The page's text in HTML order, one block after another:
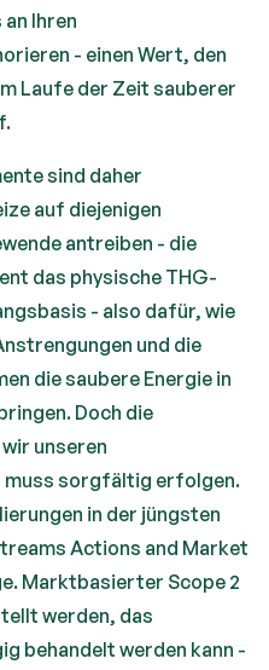
Ihren
- einen Wert, den
Laufe der Zeit sauberer
sind daher
auf diejenigen
antreiben - die
das physische THG-
- also dafür, wie
und die
die saubere Energie in
Doch die
unseren
muss sorgfältig erfolgen.
in der jüngsten
Actions and Market
Marktbasierter Scope 2
werden, das
behandelt werden kann -